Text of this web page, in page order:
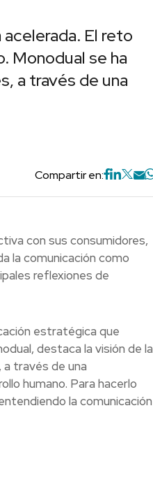
El reto
Monodual se ha
a través de una
Compartir en:
con sus consumidores,
la comunicación como
reflexiones de
estratégica que
destaca la visión de la
través de una
humano. Para hacerlo
la comunicación